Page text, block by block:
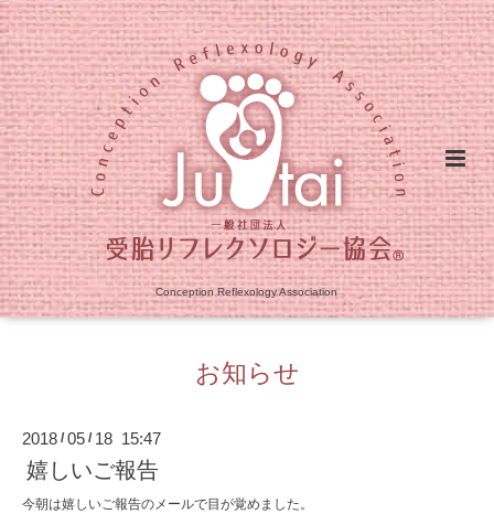
Conception Reflexology Association
お知らせ
2018 /05 / 18 15:47
嬉しいご報告
今朝は嬉しいご報告のメールで目が覚めました。